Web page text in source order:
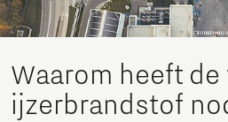
Waarom heeft de
ijzerbrandstof